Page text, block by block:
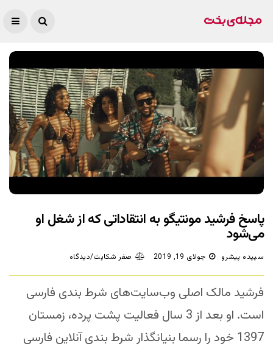
پاسخ فرشید مونتیگو به انتقاداتی که از شغل او
می‌شود
سپیده پیشرو جولای 19, 2019 صفر شکایت/دیدگاه
فرشید مالک اصلی وب‌سایت‌های شرط بندی فارسی
است. او بعد از 3 سال فعالیت پشت پرده، زمستان
1397 خود را رسما بنیانگذار شرط بندی آنلاین فارسی